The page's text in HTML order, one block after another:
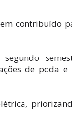
contribuído
de poda e